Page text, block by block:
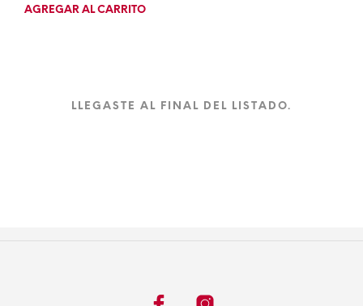
AGREGAR AL CARRITO
LLEGASTE AL FINAL DEL LISTADO.